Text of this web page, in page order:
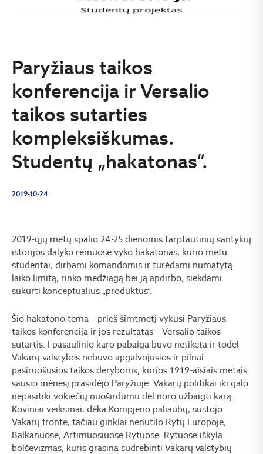
Paryžiaus taikos
konferencija ir Versalio
taikos sutarties
kompleksiškumas.
Studentų „hakatonas“.
2019-10-24
2019-ųjų metų spalio 24-25 dienomis tarptautinių santykių
istorijos dalyko rėmuose vyko hakatonas, kurio metu
studentai, dirbami komandomis ir turėdami numatytą
laiko limitą, rinko medžiagą bei ją apdirbo, siekdami
sukurti konceptualius „produktus“.
Šio hakatono tema – prieš šimtmetį vykusi Paryžiaus
taikos konferencija ir jos rezultatas – Versalio taikos
sutartis. I pasaulinio karo pabaiga buvo netikėta ir todėl
Vakarų valstybės nebuvo apgalvojusios ir pilnai
pasiruošusios taikos deryboms, kurios 1919-aisiais metais
sausio mėnesį prasidėjo Paryžiuje. Vakarų politikai iki galo
nepasitiki vokiečių nuoširdumu dėl noro užbaigti karą.
Koviniai veiksmai, dėka Kompjeno paliaubų, sustojo
Vakarų fronte, tačiau ginklai nenutilo Rytų Europoje,
Balkanuose, Artimuosiuose Rytuose. Rytuose iškyla
bolševizmas, kuris grasina sudrebinti Vakarų valstybių